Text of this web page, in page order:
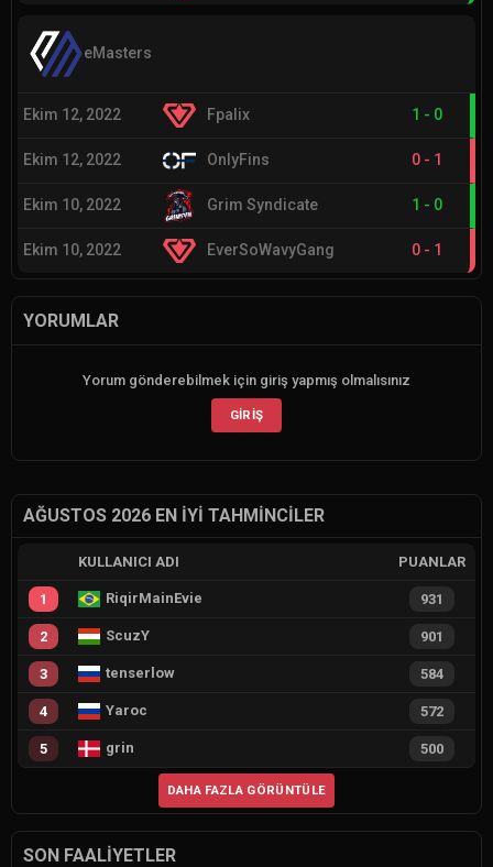
eMasters
Ekim 12, 2022 Fpalix 1 - 0
Ekim 12, 2022 OnlyFins 0 - 1
Ekim 10, 2022 Grim Syndicate 1 - 0
Ekim 10, 2022 EverSoWavyGang 0 - 1
YORUMLAR
Yorum gönderebilmek için giriş yapmış olmalısınız
GIRIŞ
AĞUSTOS 2026 EN İYI TAHMINCILER
KULLANICI ADI PUANLAR
1 RiqirMainEvie 931
2 ScuzY 901
3 tenserlow 584
4 Yaroc 572
5 grin 500
DAHA FAZLA GÖRÜNTÜLE
SON FAALIYETLER